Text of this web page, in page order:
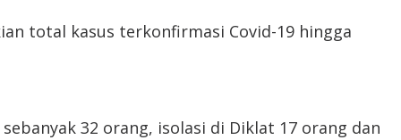
total kasus terkonfirmasi Covid-19 hingga
32 orang, isolasi di Diklat 17 orang dan